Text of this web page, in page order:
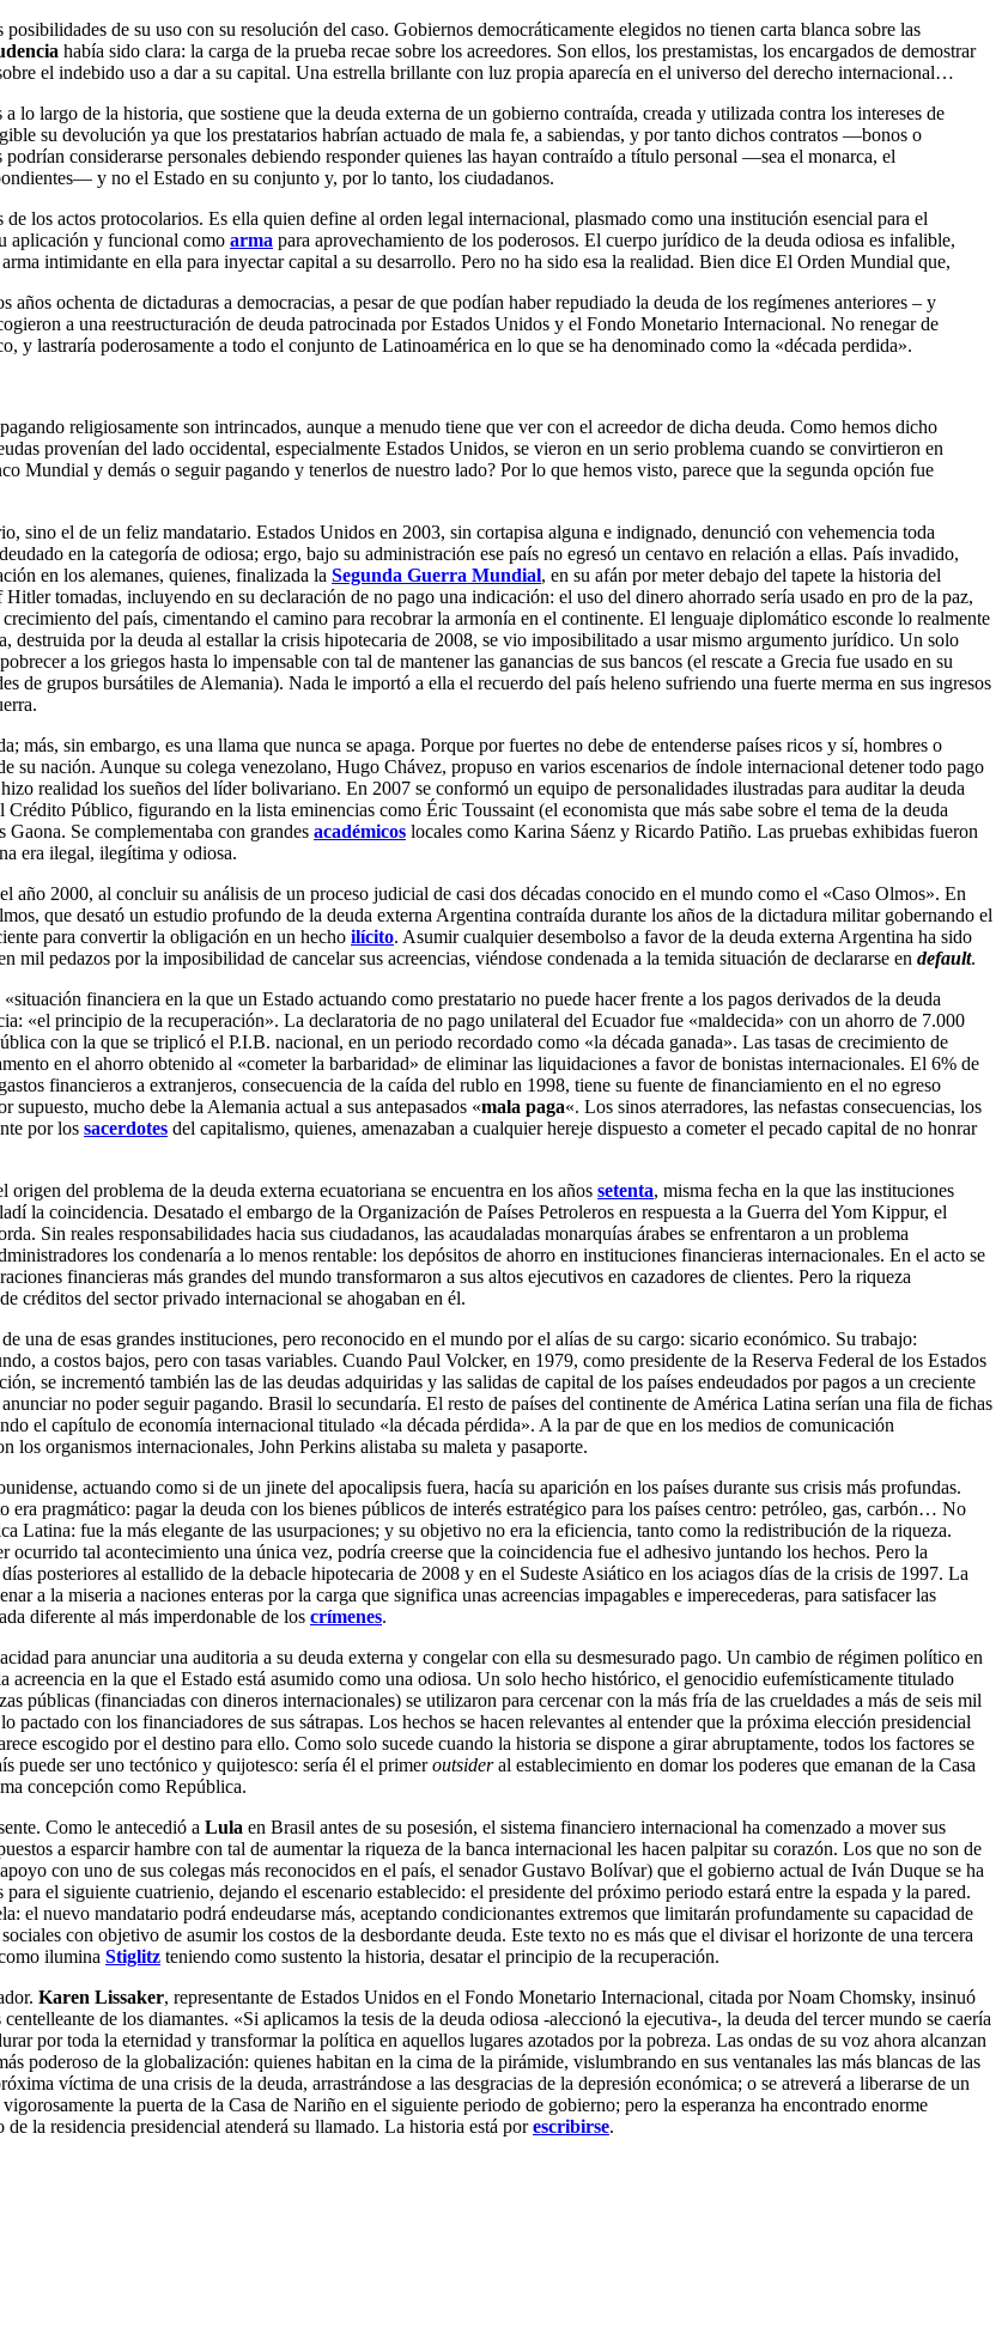
de su uso con su resolución del caso. Gobiernos democráticamente elegidos no tienen carta blanca sobre las
había sido clara: la carga de la prueba recae sobre los acreedores. Son ellos, los prestamistas, los encargados de demostrar
el indebido uso a dar a su capital. Una estrella brillante con luz propia aparecía en el universo del derecho internacional…
a lo largo de la historia, que sostiene que la deuda externa de un gobierno contraída, creada y utilizada contra los intereses de
su devolución ya que los prestatarios habrían actuado de mala fe, a sabiendas, y por tanto dichos contratos —bonos o
considerarse personales debiendo responder quienes las hayan contraído a título personal —sea el monarca, el
y no el Estado en su conjunto y, por lo tanto, los ciudadanos.
los actos protocolarios. Es ella quien define al orden legal internacional, plasmado como una institución esencial para el
aplicación y funcional como arma para aprovechamiento de los poderosos. El cuerpo jurídico de la deuda odiosa es infalible,
intimidante en ella para inyectar capital a su desarrollo. Pero no ha sido esa la realidad. Bien dice El Orden Mundial que,
años ochenta de dictaduras a democracias, a pesar de que podían haber repudiado la deuda de los regímenes anteriores – y
a una reestructuración de deuda patrocinada por Estados Unidos y el Fondo Monetario Internacional. No renegar de
y lastraría poderosamente a todo el conjunto de Latinoamérica en lo que se ha denominado como la «década perdida».
religiosamente son intrincados, aunque a menudo tiene que ver con el acreedor de dicha deuda. Como hemos dicho
provenían del lado occidental, especialmente Estados Unidos, se vieron en un serio problema cuando se convirtieron en
Mundial y demás o seguir pagando y tenerlos de nuestro lado? Por lo que hemos visto, parece que la segunda opción fue
sino el de un feliz mandatario. Estados Unidos en 2003, sin cortapisa alguna e indignado, denunció con vehemencia toda
en la categoría de odiosa; ergo, bajo su administración ese país no egresó un centavo en relación a ellas. País invadido,
en los alemanes, quienes, finalizada la Segunda Guerra Mundial, en su afán por meter debajo del tapete la historia del
tomadas, incluyendo en su declaración de no pago una indicación: el uso del dinero ahorrado sería usado en pro de la paz,
del país, cimentando el camino para recobrar la armonía en el continente. El lenguaje diplomático esconde lo realmente
destruida por la deuda al estallar la crisis hipotecaria de 2008, se vio imposibilitado a usar mismo argumento jurídico. Un solo
a los griegos hasta lo impensable con tal de mantener las ganancias de sus bancos (el rescate a Grecia fue usado en su
de grupos bursátiles de Alemania). Nada le importó a ella el recuerdo del país heleno sufriendo una fuerte merma en sus ingresos
más, sin embargo, es una llama que nunca se apaga. Porque por fuertes no debe de entenderse países ricos y sí, hombres o
su nación. Aunque su colega venezolano, Hugo Chávez, propuso en varios escenarios de índole internacional detener todo pago
realidad los sueños del líder bolivariano. En 2007 se conformó un equipo de personalidades ilustradas para auditar la deuda
Público, figurando en la lista eminencias como Éric Toussaint (el economista que más sabe sobre el tema de la deuda
Se complementaba con grandes académicos locales como Karina Sáenz y Ricardo Patiño. Las pruebas exhibidas fueron
era ilegal, ilegítima y odiosa.
2000, al concluir su análisis de un proceso judicial de casi dos décadas conocido en el mundo como el «Caso Olmos». En
que desató un estudio profundo de la deuda externa Argentina contraída durante los años de la dictadura militar gobernando el
para convertir la obligación en un hecho ilícito. Asumir cualquier desembolso a favor de la deuda externa Argentina ha sido
mil pedazos por la imposibilidad de cancelar sus acreencias, viéndose condenada a la temida situación de declararse en default.
financiera en la que un Estado actuando como prestatario no puede hacer frente a los pagos derivados de la deuda
«el principio de la recuperación». La declaratoria de no pago unilateral del Ecuador fue «maldecida» con un ahorro de 7.000
con la que se triplicó el P.I.B. nacional, en un periodo recordado como «la década ganada». Las tasas de crecimiento de
en el ahorro obtenido al «cometer la barbaridad» de eliminar las liquidaciones a favor de bonistas internacionales. El 6% de
financieros a extranjeros, consecuencia de la caída del rublo en 1998, tiene su fuente de financiamiento en el no egreso
supuesto, mucho debe la Alemania actual a sus antepasados «mala paga«. Los sinos aterradores, las nefastas consecuencias, los
por los sacerdotes del capitalismo, quienes, amenazaban a cualquier hereje dispuesto a cometer el pecado capital de no honrar
del problema de la deuda externa ecuatoriana se encuentra en los años setenta, misma fecha en la que las instituciones
la coincidencia. Desatado el embargo de la Organización de Países Petroleros en respuesta a la Guerra del Yom Kippur, el
Sin reales responsabilidades hacia sus ciudadanos, las acaudaladas monarquías árabes se enfrentaron a un problema
los condenaría a lo menos rentable: los depósitos de ahorro en instituciones financieras internacionales. En el acto se
financieras más grandes del mundo transformaron a sus altos ejecutivos en cazadores de clientes. Pero la riqueza
créditos del sector privado internacional se ahogaban en él.
una de esas grandes instituciones, pero reconocido en el mundo por el alías de su cargo: sicario económico. Su trabajo:
a costos bajos, pero con tasas variables. Cuando Paul Volcker, en 1979, como presidente de la Reserva Federal de los Estados
se incrementó también las de las deudas adquiridas y las salidas de capital de los países endeudados por pagos a un creciente
no poder seguir pagando. Brasil lo secundaría. El resto de países del continente de América Latina serían una fila de fichas
el capítulo de economía internacional titulado «la década pérdida». A la par de que en los medios de comunicación
organismos internacionales, John Perkins alistaba su maleta y pasaporte.
actuando como si de un jinete del apocalipsis fuera, hacía su aparición en los países durante sus crisis más profundas.
pragmático: pagar la deuda con los bienes públicos de interés estratégico para los países centro: petróleo, gas, carbón… No
Latina: fue la más elegante de las usurpaciones; y su objetivo no era la eficiencia, tanto como la redistribución de la riqueza.
tal acontecimiento una única vez, podría creerse que la coincidencia fue el adhesivo juntando los hechos. Pero la
posteriores al estallido de la debacle hipotecaria de 2008 y en el Sudeste Asiático en los aciagos días de la crisis de 1997. La
a la miseria a naciones enteras por la carga que significa unas acreencias impagables e imperecederas, para satisfacer las
diferente al más imperdonable de los crímenes.
para anunciar una auditoria a su deuda externa y congelar con ella su desmesurado pago. Un cambio de régimen político en
en la que el Estado está asumido como una odiosa. Un solo hecho histórico, el genocidio eufemísticamente titulado
públicas (financiadas con dineros internacionales) se utilizaron para cercenar con la más fría de las crueldades a más de seis mil
pactado con los financiadores de sus sátrapas. Los hechos se hacen relevantes al entender que la próxima elección presidencial
escogido por el destino para ello. Como solo sucede cuando la historia se dispone a girar abruptamente, todos los factores se
puede ser uno tectónico y quijotesco: sería él el primeroutsideral establecimiento en domar los poderes que emanan de la Casa
concepción como República.
Como le antecedió a Lula en Brasil antes de su posesión, el sistema financiero internacional ha comenzado a mover sus
a esparcir hambre con tal de aumentar la riqueza de la banca internacional les hacen palpitar su corazón. Los que no son de
con uno de sus colegas más reconocidos en el país, el senador Gustavo Bolívar) que el gobierno actual de Iván Duque se ha
el siguiente cuatrienio, dejando el escenario establecido: el presidente del próximo periodo estará entre la espada y la pared.
el nuevo mandatario podrá endeudarse más, aceptando condicionantes extremos que limitarán profundamente su capacidad de
con objetivo de asumir los costos de la desbordante deuda. Este texto no es más que el divisar el horizonte de una tercera
ilumina Stiglitz teniendo como sustento la historia, desatar el principio de la recuperación.
Karen Lissaker, representante de Estados Unidos en el Fondo Monetario Internacional, citada por Noam Chomsky, insinuó
de los diamantes. «Si aplicamos la tesis de la deuda odiosa -aleccionó la ejecutiva-, la deuda del tercer mundo se caería
por toda la eternidad y transformar la política en aquellos lugares azotados por la pobreza. Las ondas de su voz ahora alcanzan
poderoso de la globalización: quienes habitan en la cima de la pirámide, vislumbrando en sus ventanales las más blancas de las
víctima de una crisis de la deuda, arrastrándose a las desgracias de la depresión económica; o se atreverá a liberarse de un
la puerta de la Casa de Nariño en el siguiente periodo de gobierno; pero la esperanza ha encontrado enorme
la residencia presidencial atenderá su llamado. La historia está porescribirse.